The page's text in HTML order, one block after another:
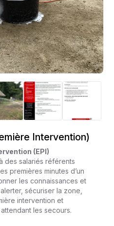
Intervention)
(EPI)
des salariés référents
premières minutes d’un
les connaissances et
sécuriser la zone,
intervention et
les secours.